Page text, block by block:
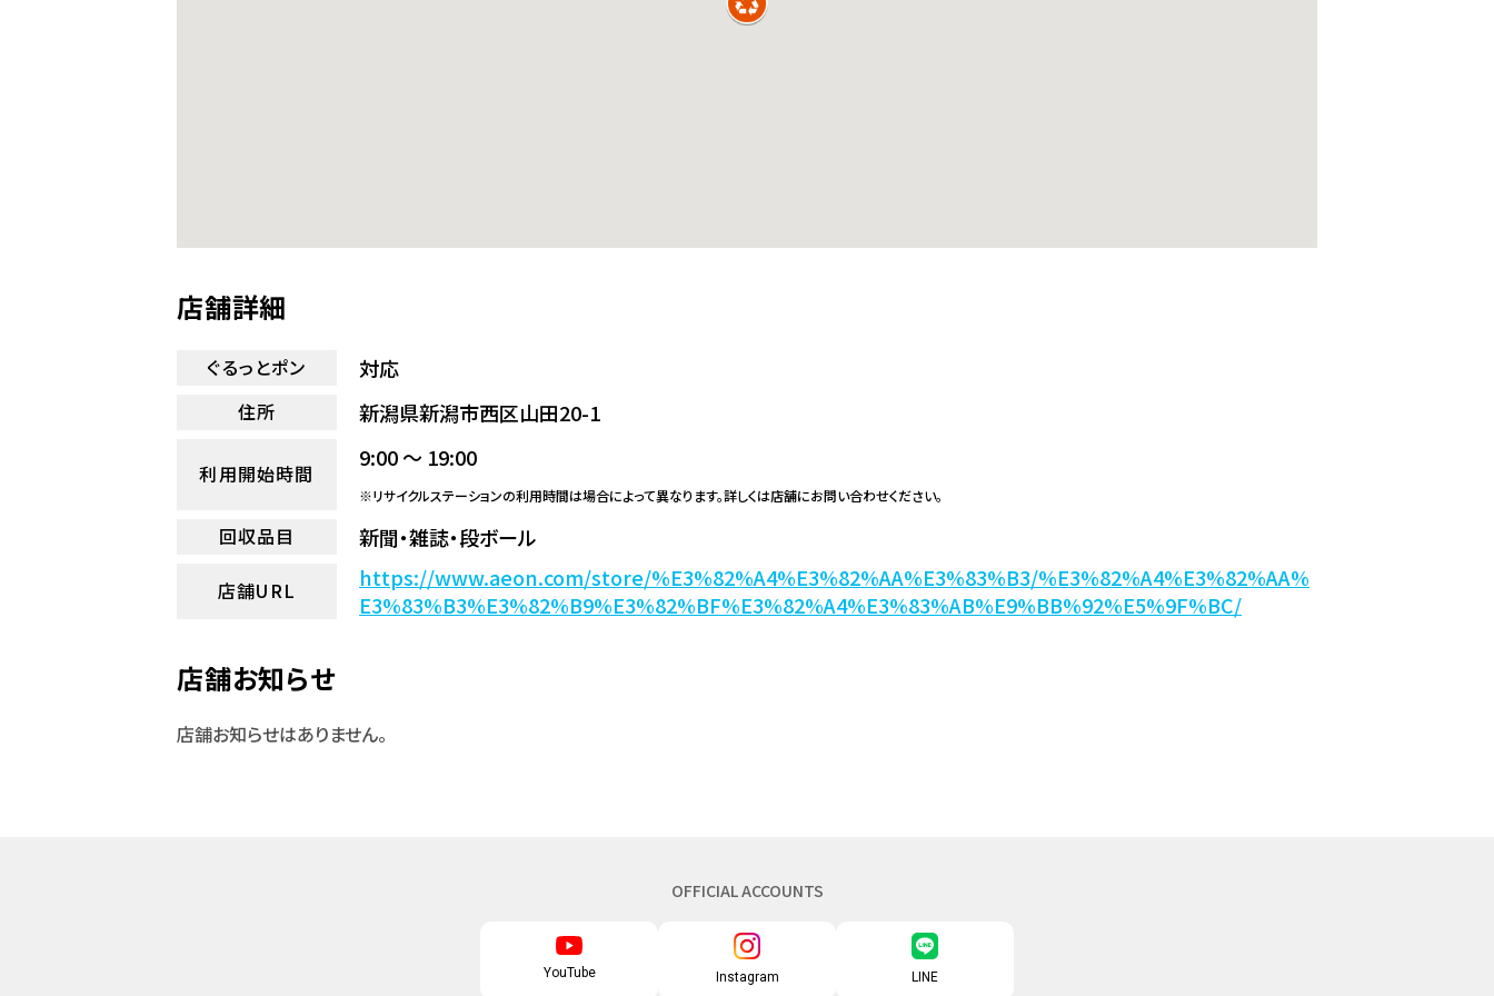
店舗詳細
ぐるっとポン 対応
住所 新潟県新潟市西区山田20-1
利用開始時間
9:00 ～ 19:00
※リサイクルステーションの利用時間は場合によって異なります。詳しくは店舗にお問い合わせください。
回収品目 新聞・雑誌・段ボール
店舗URL
https://www.aeon.com/store/%E3%82%A4%E3%82%AA%E3%83%B3/%E3%82%A4%E3%82%AA%
E3%83%B3%E3%82%B9%E3%82%BF%E3%82%A4%E3%83%AB%E9%BB%92%E5%9F%BC/
店舗お知らせ
店舗お知らせはありません。
OFFICIAL ACCOUNTS
YouTube Instagram LINE